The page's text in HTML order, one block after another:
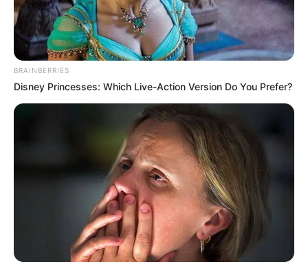
BRAINBERRIES
Disney Princesses: Which Live-Action Version Do You Prefer?